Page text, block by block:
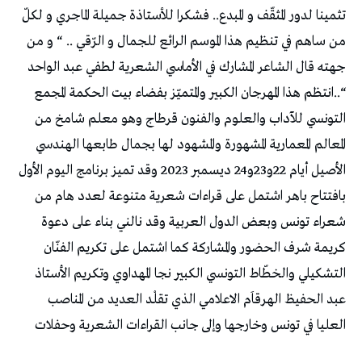
تثمينا لدور المثقّف و المبدع.. فشكرا للأستاذة جميلة الماجري و لكلّ
من ساهم في تنظيم هذا الموسم الرائع للجمال و الرّقي .. “ و من
جهته قال الشاعر المشارك في الأماسي الشعرية لطفي عبد الواحد
“..انتظم هذا المهرجان الكبير والمتميّز بفضاء بيت الحكمة المجمع
التونسي للآداب والعلوم والفنون قرطاج وهو معلم شامخ من
المعالم المعمارية المشهورة والمشهود لها بجمال طابعها الهندسي
الأصيل أيام 22و23و24 ديسمبر 2023 وقد تميز برنامج اليوم الأول
بافتتاح باهر اشتمل على قراءات شعرية متنوعة لعدد هام من
شعراء تونس وبعض الدول العربية وقد نالني بناء على دعوة
كريمة شرف الحضور والمشاركة كما اشتمل على تكريم الفنّان
التشكيلي والخطّاط التونسي الكبير نجا المهداوي وتكريم الأستاذ
عبد الحفيظ الهرقاَم الاعلامي الذي تقلْد العديد من المناصب
العليا في تونس وخارجها وإلى جانب القراءات الشعرية وحفلات